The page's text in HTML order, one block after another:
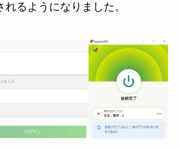
るようになりました。